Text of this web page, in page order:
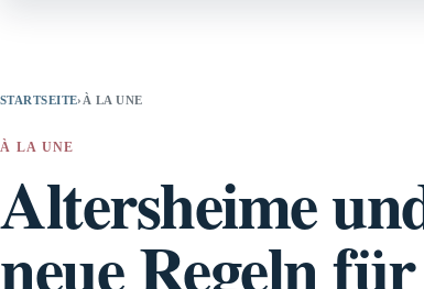
STARTSEITE› À LA UNE
À LA UNE
Altersheime
neue Regeln